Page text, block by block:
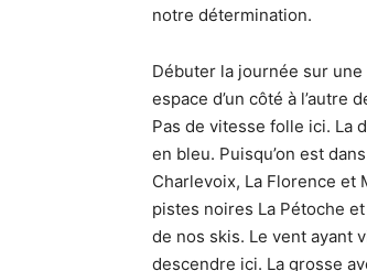
notre détermination.
Débuter la journée sur
espace d’un côté à
Pas de vitesse folle ici. La
en bleu. Puisqu’on est
Charlevoix, La Florence et
pistes noires La Pétoche
de nos skis. Le vent ayant
descendre ici. La grosse